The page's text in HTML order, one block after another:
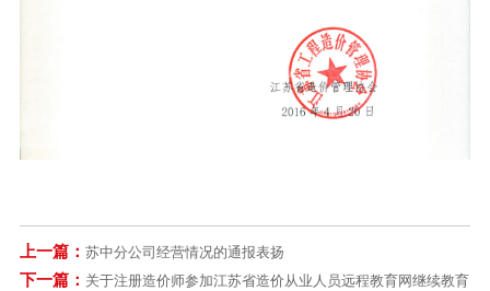
上一篇： 苏中分公司经营情况的通报表扬
下一篇： 关于注册造价师参加江苏省造价从业人员远程教育网继续教育